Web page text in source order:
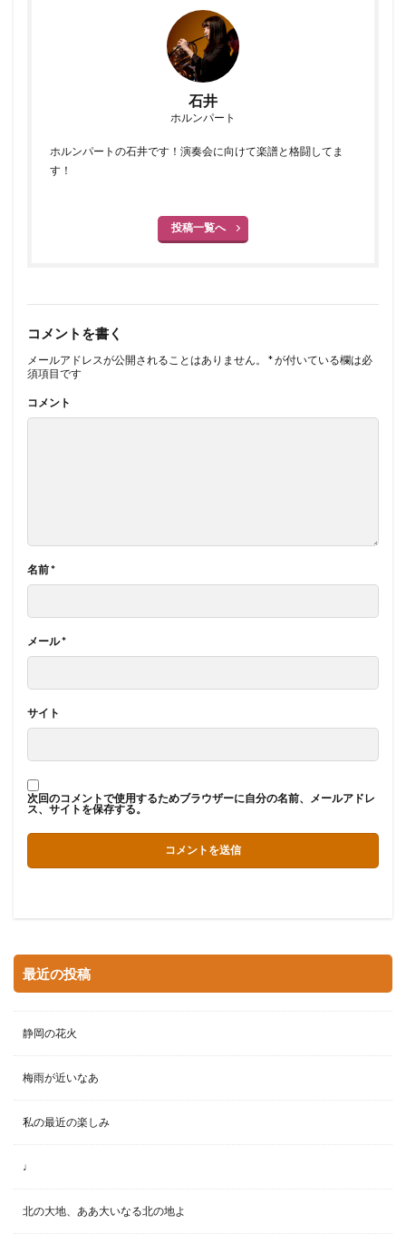
石井
ホルンパート
ホルンパートの石井です！演奏会に向けて楽譜と格闘してま
す！
投稿一覧へ
コメントを書く
メールアドレスが公開されることはありません。 *が付いている欄は必
須項目です
コメント
名前*
メール*
サイト
次回のコメントで使用するためブラウザーに自分の名前、メールアドレ
ス、サイトを保存する。
最近の投稿
静岡の花火
梅雨が近いなあ
私の最近の楽しみ
♩
北の大地、ああ大いなる北の地よ